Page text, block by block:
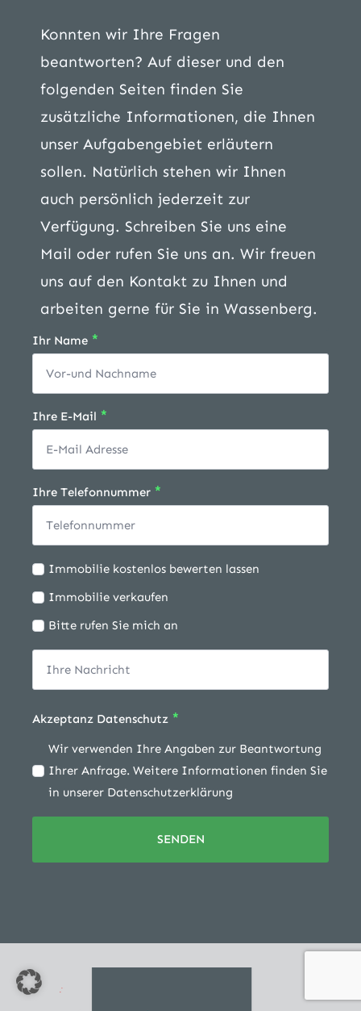
Konnten wir Ihre Fragen
beantworten? Auf dieser und den
folgenden Seiten finden Sie
zusätzliche Informationen, die Ihnen
unser Aufgabengebiet erläutern
sollen. Natürlich stehen wir Ihnen
auch persönlich jederzeit zur
Verfügung. Schreiben Sie uns eine
Mail oder rufen Sie uns an. Wir freuen
uns auf den Kontakt zu Ihnen und
arbeiten gerne für Sie in Wassenberg.
Ihr Name *
Ihre E-Mail *
Ihre Telefonnummer *
Ich
möchte:
Immobilie kostenlos bewerten lassen
Immobilie verkaufen
Bitte rufen Sie mich an
Akzeptanz Datenschutz *
Wir verwenden Ihre Angaben zur Beantwortung
Ihrer Anfrage. Weitere Informationen finden Sie
in unserer Datenschutzerklärung
SENDEN